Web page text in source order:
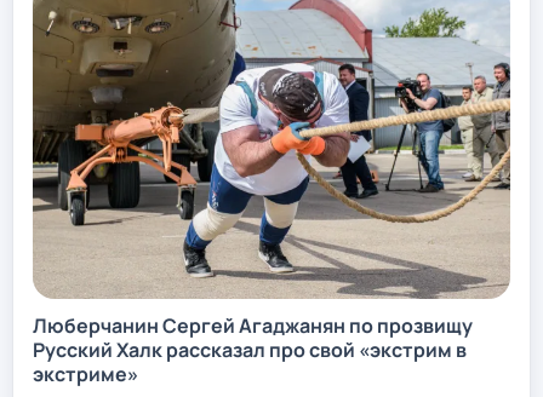
Люберчанин Сергей Агаджанян по прозвищу
Русский Халк рассказал про свой «экстрим в
экстриме»